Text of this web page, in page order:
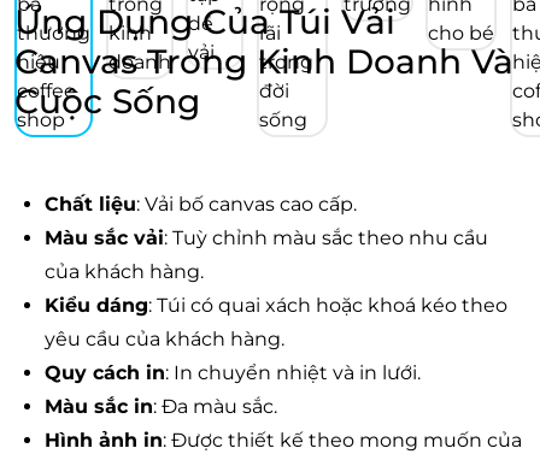
Ứng Dụng Của Túi Vải
Canvas Trong Kinh Doanh Và
Cuộc Sống
Chất liệu: Vải bố canvas cao cấp.
Màu sắc vải: Tuỳ chỉnh màu sắc theo nhu cầu
của khách hàng.
Kiểu dáng: Túi có quai xách hoặc khoá kéo theo
yêu cầu của khách hàng.
Quy cách in: In chuyển nhiệt và in lưới.
Màu sắc in: Đa màu sắc.
Hình ảnh in: Được thiết kế theo mong muốn của